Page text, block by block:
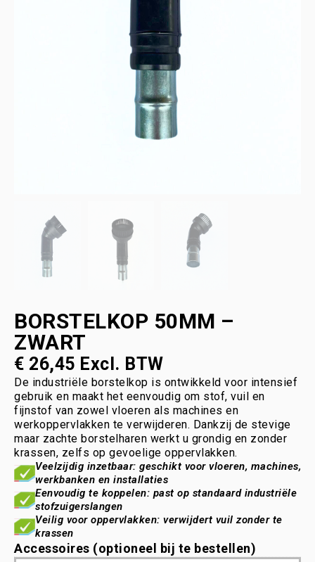
BORSTELKOP 50MM –
ZWART
€ 26,45 Excl. BTW
De industriële borstelkop is ontwikkeld voor intensief
gebruik en maakt het eenvoudig om stof, vuil en
fijnstof van zowel vloeren als machines en
werkoppervlakken te verwijderen. Dankzij de stevige
maar zachte borstelharen werkt u grondig en zonder
krassen, zelfs op gevoelige oppervlakken.
Veelzijdig inzetbaar: geschikt voor vloeren, machines,
werkbanken en installaties
Eenvoudig te koppelen: past op standaard industriële
stofzuigerslangen
Veilig voor oppervlakken: verwijdert vuil zonder te
krassen
Accessoires (optioneel bij te bestellen)